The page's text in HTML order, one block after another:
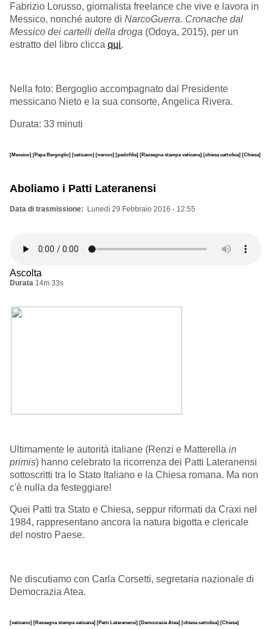
Fabrizio Lorusso, giornalista freelance che vive e lavora in
Messico, nonché autore di NarcoGuerra. Cronache dal
Messico dei cartelli della droga (Odoya, 2015), per un
estratto del libro clicca qui.
Nella foto: Bergoglio accompagnato dal Presidente
messicano Nieto e la sua consorte, Angelica Rivera.
Durata: 33 minuti
[Messico] [Papa Bergoglio] [vaticano] [narcos] [pedofilia] [Rassegna stampa vaticana] [chiesa cattolica] [Chiesa]
Aboliamo i Patti Lateranensi
Data di trasmissione Lunedì 29 Febbraio 2016 - 12:55
Ascolta
Durata 14m 33s
Ultimamente le autorità italiane (Renzi e Matterella in
primis) hanno celebrato la ricorrenza dei Patti Lateranensi
sottoscritti tra lo Stato Italiano e la Chiesa romana. Ma non
c'è nulla da festeggiare!
Quei Patti tra Stato e Chiesa, seppur riformati da Craxi nel
1984, rappresentano ancora la natura bigotta e clericale
del nostro Paese.
Ne discutiamo con Carla Corsetti, segretaria nazionale di
Democrazia Atea.
[vaticano] [Rassegna stampa vaticana] [Patti Lateranensi] [Democrazia Atea] [chiesa cattolica] [Chiesa]